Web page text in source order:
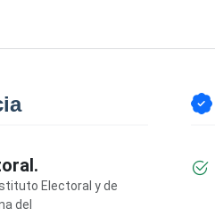
Electoral y de
del